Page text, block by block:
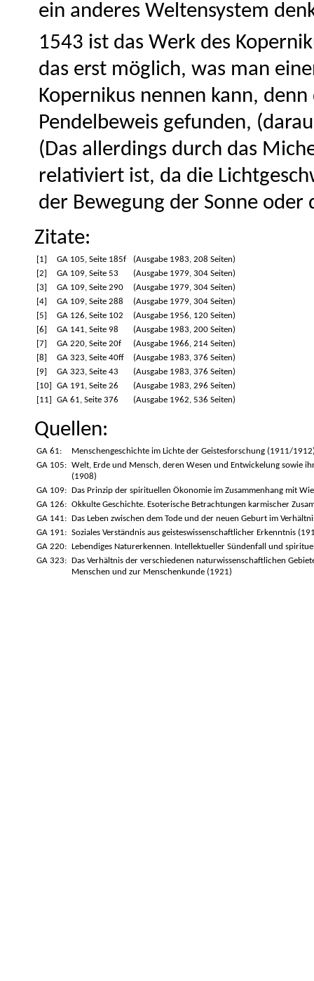
ein anderes Weltensystem
1543 ist das Werk des
das erst möglich, was man
Kopernikus nennen kann,
Pendelbeweis gefunden,
(Das allerdings durch das
relativiert ist, da die
der Bewegung der Sonne oder
Zitate:
[1] GA 105, Seite 185f
(Ausgabe 1983, 208 Seiten)
[2]
GA 109, Seite 53
(Ausgabe 1979, 304 Seiten)
[3]
GA 109, Seite 290
(Ausgabe 1979, 304 Seiten)
[4]
GA 109, Seite 288
(Ausgabe 1979, 304 Seiten)
[5]
GA 126, Seite 102
(Ausgabe 1956, 120 Seiten)
[6]
GA 141, Seite 98
(Ausgabe 1983, 200 Seiten)
[7]
GA 220, Seite 20f
(Ausgabe 1966, 214 Seiten)
[8]
GA 323, Seite 40ff
(Ausgabe 1983, 376 Seiten)
[9]
GA 323, Seite 43
(Ausgabe 1983, 376 Seiten)
[10]
GA 191, Seite 26
(Ausgabe 1983, 296 Seiten)
[11]
GA 61, Seite 376 (Ausgabe 1962, 536 Seiten)
Quellen:
GA 61:
Menschengeschichte im Lichte der Geistesforschung (1911/
GA 105: Welt, Erde und Mensch, deren Wesen und Entwickelung sowie
(1908)
GA 109:
Das Prinzip der spirituellen Ökonomie im Zusammenhang mit
GA 126: Okkulte Geschichte. Esoterische Betrachtungen karmischer
GA 141:
Das Leben zwischen dem Tode und der neuen Geburt im
GA 191: Soziales Verständnis aus geisteswissenschaftlicher Erkenntnis
GA 220:
Lebendiges Naturerkennen. Intellektueller Sündenfall und
GA 323:
Das Verhältnis der verschiedenen naturwissenschaftlichen
Menschen und zur Menschenkunde (1921)